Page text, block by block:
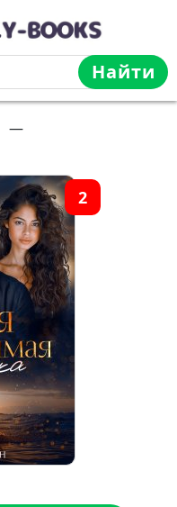
Найти
—
2